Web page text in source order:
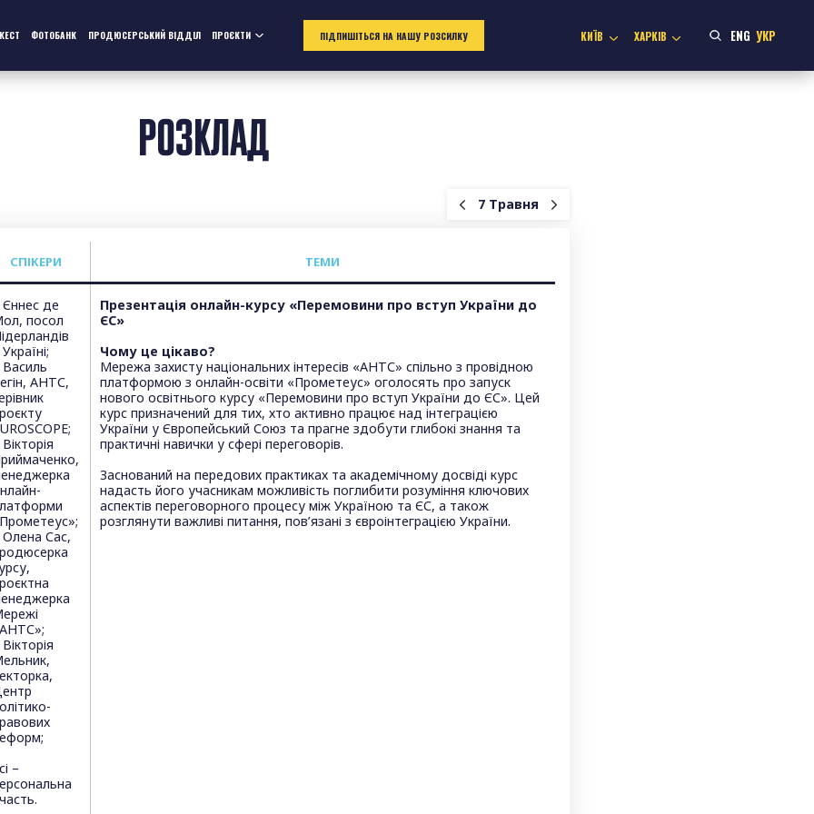
ФОТОБАНК ПРОДЮСЕРСЬКИЙ ВІДДІЛ ПРОЄКТИ ПІДПИШІТЬСЯ НА НАШУ РОЗСИЛКУ КИЇВ ХАРКІВ ENG УКР
РОЗКЛАД
7 Травня
СПІКЕРИ TЕМИ
Єннес де
посол
Василь
АНТС,
Олена Сас,
–
Презентація онлайн-курсу «Перемовини про вступ України до
ЄС»
Чому це цікаво?
Мережа захисту національних інтересів «АНТС» спільно з провідною
платформою з онлайн-освіти «Прометеус» оголосять про запуск
нового освітнього курсу «Перемовини про вступ України до ЄС». Цей
курс призначений для тих, хто активно працює над інтеграцією
України у Європейський Союз та прагне здобути глибокі знання та
практичні навички у сфері переговорів.
Заснований на передових практиках та академічному досвіді курс
надасть його учасникам можливість поглибити розуміння ключових
аспектів переговорного процесу між Україною та ЄС, а також
розглянути важливі питання, пов’язані з євроінтеграцією України.